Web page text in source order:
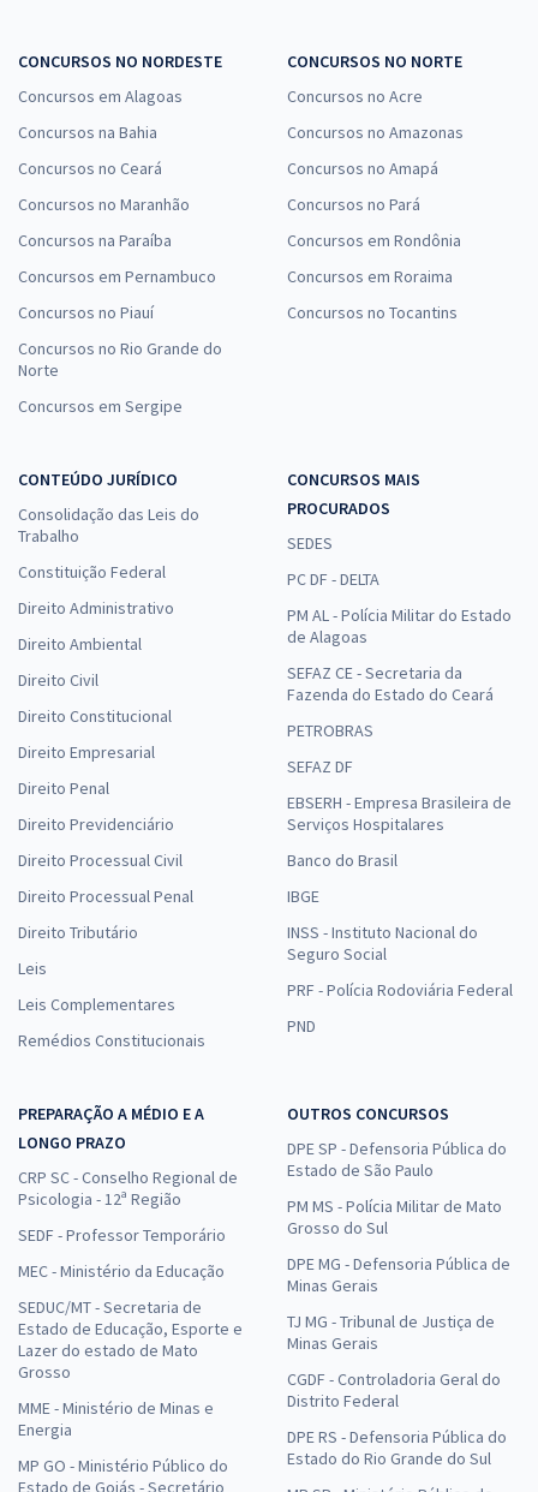
CONCURSOS NO NORDESTE
Concursos em Alagoas
Concursos na Bahia
Concursos no Ceará
Concursos no Maranhão
Concursos na Paraíba
Concursos em Pernambuco
Concursos no Piauí
Concursos no Rio Grande do
Norte
Concursos em Sergipe
CONCURSOS NO NORTE
Concursos no Acre
Concursos no Amazonas
Concursos no Amapá
Concursos no Pará
Concursos em Rondônia
Concursos em Roraima
Concursos no Tocantins
CONTEÚDO JURÍDICO
Consolidação das Leis do
Trabalho
Constituição Federal
Direito Administrativo
Direito Ambiental
Direito Civil
Direito Constitucional
Direito Empresarial
Direito Penal
Direito Previdenciário
Direito Processual Civil
Direito Processual Penal
Direito Tributário
Leis
Leis Complementares
Remédios Constitucionais
CONCURSOS MAIS
PROCURADOS
SEDES
PC DF - DELTA
PM AL - Polícia Militar do Estado
de Alagoas
SEFAZ CE - Secretaria da
Fazenda do Estado do Ceará
PETROBRAS
SEFAZ DF
EBSERH - Empresa Brasileira de
Serviços Hospitalares
Banco do Brasil
IBGE
INSS - Instituto Nacional do
Seguro Social
PRF - Polícia Rodoviária Federal
PND
PREPARAÇÃO A MÉDIO E A
LONGO PRAZO
CRP SC - Conselho Regional de
Psicologia - 12ª Região
SEDF - Professor Temporário
MEC - Ministério da Educação
SEDUC/MT - Secretaria de
Estado de Educação, Esporte e
Lazer do estado de Mato
Grosso
MME - Ministério de Minas e
Energia
MP GO - Ministério Público do
Estado de Goiás - Secretário
OUTROS CONCURSOS
DPE SP - Defensoria Pública do
Estado de São Paulo
PM MS - Polícia Militar de Mato
Grosso do Sul
DPE MG - Defensoria Pública de
Minas Gerais
TJ MG - Tribunal de Justiça de
Minas Gerais
CGDF - Controladoria Geral do
Distrito Federal
DPE RS - Defensoria Pública do
Estado do Rio Grande do Sul